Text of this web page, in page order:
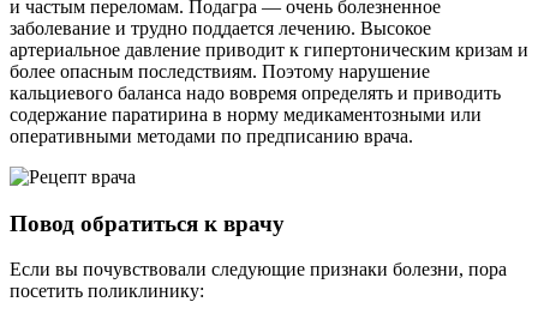
и частым переломам. Подагра — очень болезненное
заболевание и трудно поддается лечению. Высокое
артериальное давление приводит к гипертоническим кризам и
более опасным последствиям. Поэтому нарушение
кальциевого баланса надо вовремя определять и приводить
содержание паратирина в норму медикаментозными или
оперативными методами по предписанию врача.
Повод обратиться к врачу
Если вы почувствовали следующие признаки болезни, пора
посетить поликлинику: